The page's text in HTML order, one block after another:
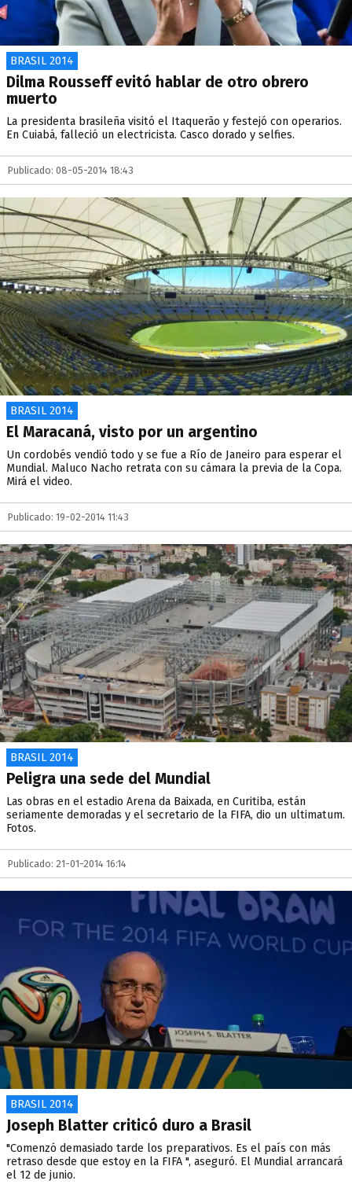
BRASIL 2014
Dilma Rousseff evitó hablar de otro obrero
muerto
La presidenta brasileña visitó el Itaquerão y festejó con operarios.
En Cuiabá, falleció un electricista. Casco dorado y selfies.
Publicado: 08-05-2014 18:43
BRASIL 2014
El Maracaná, visto por un argentino
Un cordobés vendió todo y se fue a Río de Janeiro para esperar el
Mundial. Maluco Nacho retrata con su cámara la previa de la Copa.
Mirá el video.
Publicado: 19-02-2014 11:43
BRASIL 2014
Peligra una sede del Mundial
Las obras en el estadio Arena da Baixada, en Curitiba, están
seriamente demoradas y el secretario de la FIFA, dio un ultimatum.
Fotos.
Publicado: 21-01-2014 16:14
BRASIL 2014
Joseph Blatter criticó duro a Brasil
"Comenzó demasiado tarde los preparativos. Es el país con más
retraso desde que estoy en la FIFA ", aseguró. El Mundial arrancará
el 12 de junio.